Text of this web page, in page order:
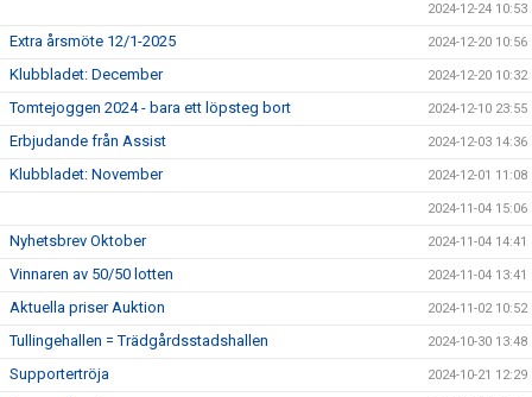
2024-12-24 10:53
Extra årsmöte 12/1-2025 2024-12-20 10:56
Klubbladet: December 2024-12-20 10:32
Tomtejoggen 2024 - bara ett löpsteg bort 2024-12-10 23:55
Erbjudande från Assist 2024-12-03 14:36
Klubbladet: November 2024-12-01 11:08
2024-11-04 15:06
Nyhetsbrev Oktober 2024-11-04 14:41
Vinnaren av 50/50 lotten 2024-11-04 13:41
Aktuella priser Auktion 2024-11-02 10:52
Tullingehallen = Trädgårdsstadshallen 2024-10-30 13:48
Supportertröja 2024-10-21 12:29